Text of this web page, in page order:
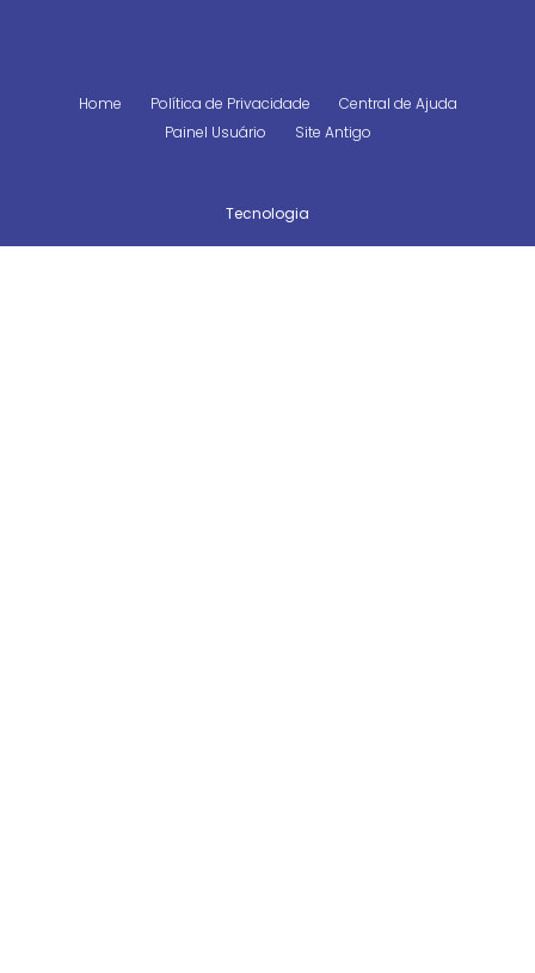
Home Política de Privacidade
Central de Ajuda
Painel Usuário
Site Antigo
Tecnologia